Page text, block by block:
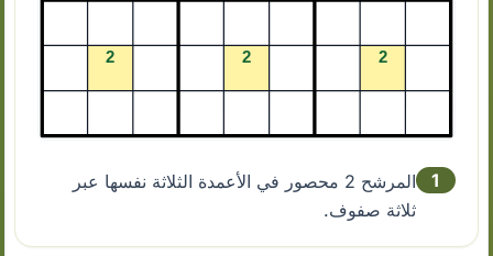
1
المرشح 2 محصور في الأعمدة الثلاثة نفسها عبر
ثلاثة صفوف.